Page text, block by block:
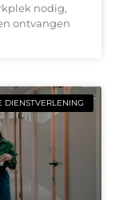
nodig,
ontvangen
DIENSTVERLENING